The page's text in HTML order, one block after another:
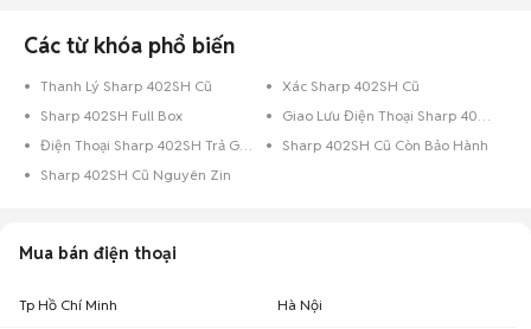
Các từ khóa phổ biến
Thanh Lý Sharp 402SH Cũ
Xác Sharp 402SH Cũ
Sharp 402SH Full Box
Giao Lưu Điện Thoại Sharp 402SH
Điện Thoại Sharp 402SH Trả Góp
Sharp 402SH Cũ Còn Bảo Hành
Sharp 402SH Cũ Nguyên Zin
Mua bán điện thoại
Tp Hồ Chí Minh Hà Nội